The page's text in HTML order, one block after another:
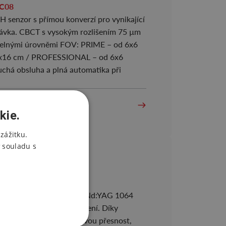
C08
senzor s přímou konverzí pro vynikající
CBCT s vysokým rozlišením 75 µm
úrovněmi FOV: PRIME – od 6x6
cm / PROFESSIONAL – od 6x6
obsluha a plná automatika při
(Er:YAG 2940 nm a Nd:YAG 1064
estetická laserová ošetření. Díky
nabízí špičkovou přesnost,
souladu s